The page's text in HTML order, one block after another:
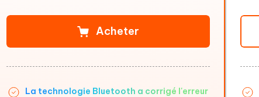
Acheter
La technologie Bluetooth a corrigé l'erreur